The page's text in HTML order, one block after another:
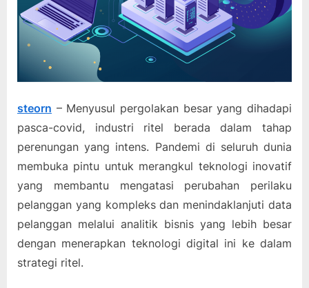
steorn – Menyusul pergolakan besar yang dihadapi
pasca-covid, industri ritel berada dalam tahap
perenungan yang intens. Pandemi di seluruh dunia
membuka pintu untuk merangkul teknologi inovatif
yang membantu mengatasi perubahan perilaku
pelanggan yang kompleks dan menindaklanjuti data
pelanggan melalui analitik bisnis yang lebih besar
dengan menerapkan teknologi digital ini ke dalam
strategi ritel.